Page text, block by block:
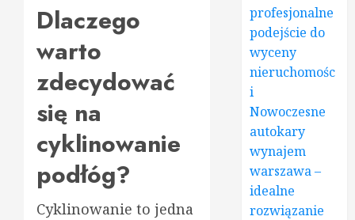
Dlaczego
warto
zdecydować
się na
cyklinowanie
podłóg?
Cyklinowanie to jedna
profesjonalne
podejście do
wyceny
nieruchomośc
i
Nowoczesne
autokary
wynajem
warszawa –
idealne
rozwiązanie